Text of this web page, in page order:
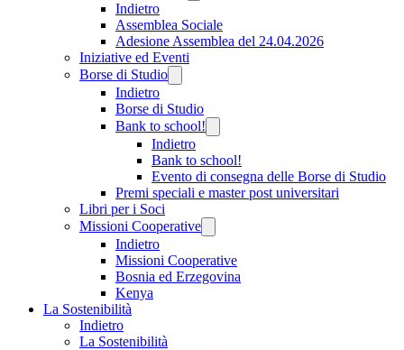
Indietro
Assemblea Sociale
Adesione Assemblea del 24.04.2026
Iniziative ed Eventi
Borse di Studio
Indietro
Borse di Studio
Bank to school!
Indietro
Bank to school!
Evento di consegna delle Borse di Studio
Premi speciali e master post universitari
Libri per i Soci
Missioni Cooperative
Indietro
Missioni Cooperative
Bosnia ed Erzegovina
Kenya
La Sostenibilità
Indietro
La Sostenibilità